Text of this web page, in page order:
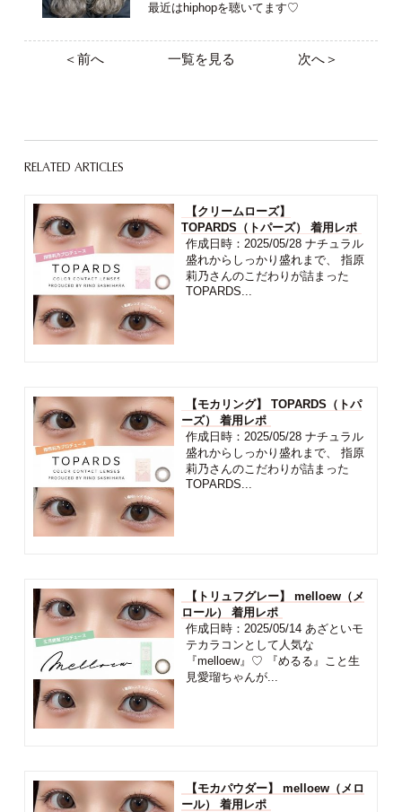
最近はhiphopを聴いてます♡
＜前へ 一覧を見る 次へ＞
RELATED ARTICLES
【クリームローズ】
TOPARDS（トパーズ） 着用レポ
作成日時：2025/05/28 ナチュラル
盛れからしっかり盛れまで、 指原
莉乃さんのこだわりが詰まった
TOPARDS...
【モカリング】 TOPARDS（トパ
ーズ） 着用レポ
作成日時：2025/05/28 ナチュラル
盛れからしっかり盛れまで、 指原
莉乃さんのこだわりが詰まった
TOPARDS...
【トリュフグレー】 melloew（メ
ロール） 着用レポ
作成日時：2025/05/14 あざといモ
テカラコンとして人気な
『melloew』♡ 『めるる』こと生
見愛瑠ちゃんが...
【モカパウダー】 melloew（メロ
ール） 着用レポ